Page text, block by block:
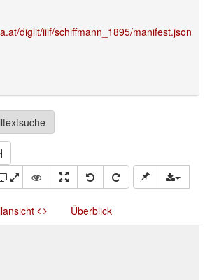
diglit/iiif/schiffmann_1895/manifest.json
Überblick